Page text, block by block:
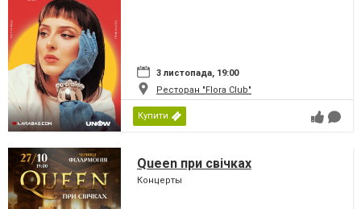
3 листопада, 19:00
Ресторан "Flora Club"
Купити
Queen при свічках
Концерты